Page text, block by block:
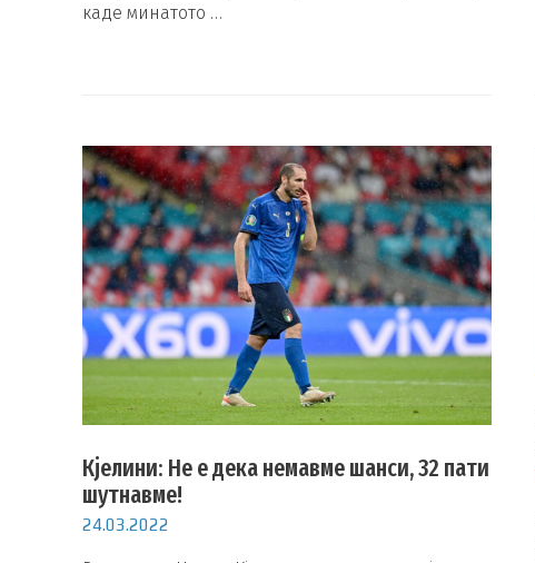
каде минатото …
Кјелини: Не е дека немавме шанси, 32 пати
шутнавме!
24.03.2022